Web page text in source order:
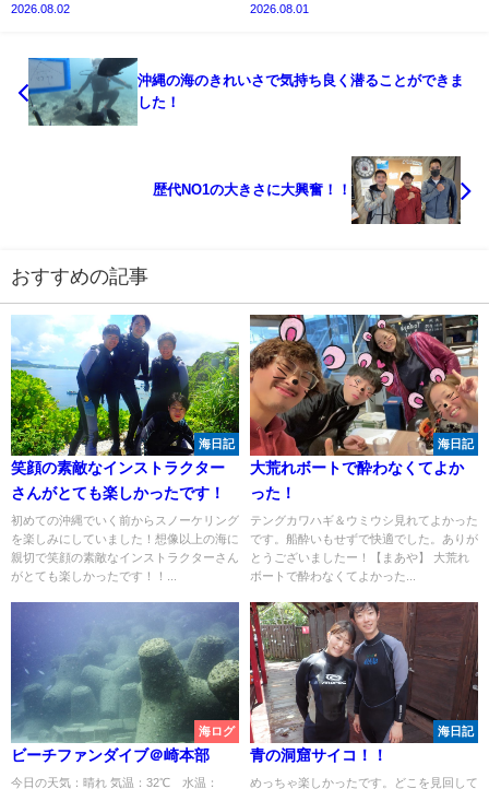
2026.08.02 2026.08.01
沖縄の海のきれいさで気持ち良く潜ることができま
した！
歴代NO1の大きさに大興奮！！
おすすめの記事
海日記
笑顔の素敵なインストラクター
さんがとても楽しかったです！
初めての沖縄でいく前からスノーケリング
を楽しみにしていました！想像以上の海に
親切で笑顔の素敵なインストラクターさん
がとても楽しかったです！！...
海日記
大荒れボートで酔わなくてよか
った！
テングカワハギ＆ウミウシ見れてよかった
です。船酔いもせずで快適でした。ありが
とうございましたー！【まあや】 大荒れ
ボートで酔わなくてよかった...
海ログ
ビーチファンダイブ＠崎本部
今日の天気：晴れ 気温：32℃ 水温：
海日記
青の洞窟サイコ！！
めっちゃ楽しかったです。どこを見回して